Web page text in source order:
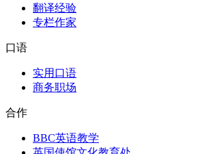
翻译经验
专栏作家
口语
实用口语
商务职场
合作
BBC英语教学